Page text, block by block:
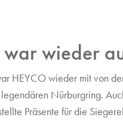
war wieder
HEYCO wieder mit von
Nürburgring.
Präsente für die